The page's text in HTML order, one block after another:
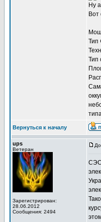
Ну
Вот
Тип
Тип
Вернуться к началу
ups
Ветеран
Зарегистрирован:
28.06.2012
Сообщения: 2494
СЭС